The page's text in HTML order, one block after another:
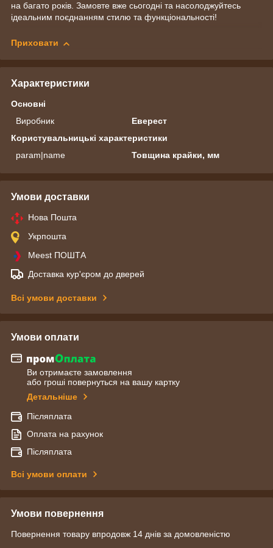
на багато років. Замовте вже сьогодні та насолоджуйтесь
ідеальним поєднанням стилю та функціональності!
Приховати
Характеристики
Основні
Виробник
Еверест
Користувальницькі характеристики
param|name
Товщина крайки, мм
Умови доставки
Нова Пошта
Укрпошта
Meest ПОШТА
Доставка кур'єром до дверей
Всі умови доставки
Умови оплати
Ви отримаєте замовлення
або гроші повернуться на вашу картку
Детальніше
Післяплата
Оплата на рахунок
Післяплата
Всі умови оплати
Умови повернення
Повернення товару впродовж 14 днів за домовленістю